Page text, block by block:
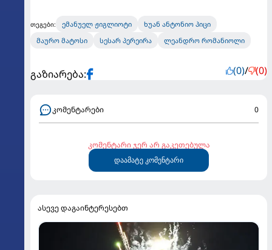
თეგები: ემანუელ ჟიგლიოტი
ხუან ანტონიო პიცი
მაურო მატოსი
სესარ პერეირა ლეანდრო რომანიოლი
გაზიარება: (0)/ (0)
კომენტარები 0
კომენტარი ჯერ არ გაკეთებულა
დაამატე კომენტარი
ასევე დაგაინტერესებთ